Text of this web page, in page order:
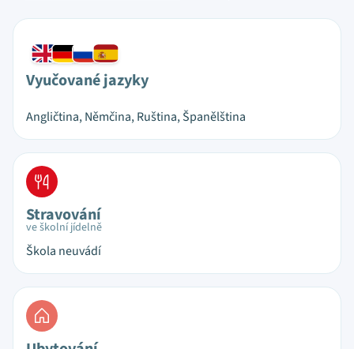
Vyučované jazyky
Angličtina, Němčina, Ruština, Španělština
Stravování
ve školní jídelně
Škola neuvádí